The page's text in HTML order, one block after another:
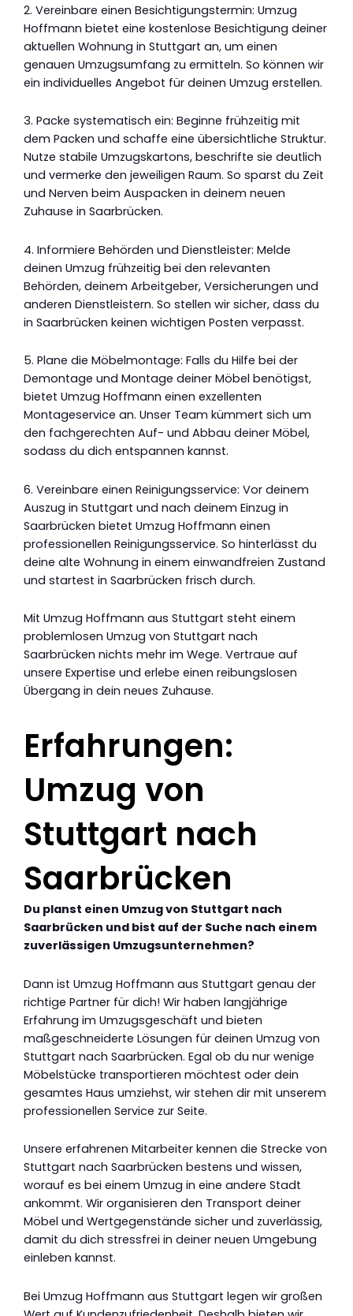
2. Vereinbare einen Besichtigungstermin: Umzug
Hoffmann bietet eine kostenlose Besichtigung deiner
aktuellen Wohnung in Stuttgart an, um einen
genauen Umzugsumfang zu ermitteln. So können wir
ein individuelles Angebot für deinen Umzug erstellen.
3. Packe systematisch ein: Beginne frühzeitig mit
dem Packen und schaffe eine übersichtliche Struktur.
Nutze stabile Umzugskartons, beschrifte sie deutlich
und vermerke den jeweiligen Raum. So sparst du Zeit
und Nerven beim Auspacken in deinem neuen
Zuhause in Saarbrücken.
4. Informiere Behörden und Dienstleister: Melde
deinen Umzug frühzeitig bei den relevanten
Behörden, deinem Arbeitgeber, Versicherungen und
anderen Dienstleistern. So stellen wir sicher, dass du
in Saarbrücken keinen wichtigen Posten verpasst.
5. Plane die Möbelmontage: Falls du Hilfe bei der
Demontage und Montage deiner Möbel benötigst,
bietet Umzug Hoffmann einen exzellenten
Montageservice an. Unser Team kümmert sich um
den fachgerechten Auf- und Abbau deiner Möbel,
sodass du dich entspannen kannst.
6. Vereinbare einen Reinigungsservice: Vor deinem
Auszug in Stuttgart und nach deinem Einzug in
Saarbrücken bietet Umzug Hoffmann einen
professionellen Reinigungsservice. So hinterlässt du
deine alte Wohnung in einem einwandfreien Zustand
und startest in Saarbrücken frisch durch.
Mit Umzug Hoffmann aus Stuttgart steht einem
problemlosen Umzug von Stuttgart nach
Saarbrücken nichts mehr im Wege. Vertraue auf
unsere Expertise und erlebe einen reibungslosen
Übergang in dein neues Zuhause.
Erfahrungen:
Umzug von
Stuttgart nach
Saarbrücken
Du planst einen Umzug von Stuttgart nach
Saarbrücken und bist auf der Suche nach einem
zuverlässigen Umzugsunternehmen?
Dann ist Umzug Hoffmann aus Stuttgart genau der
richtige Partner für dich! Wir haben langjährige
Erfahrung im Umzugsgeschäft und bieten
maßgeschneiderte Lösungen für deinen Umzug von
Stuttgart nach Saarbrücken. Egal ob du nur wenige
Möbelstücke transportieren möchtest oder dein
gesamtes Haus umziehst, wir stehen dir mit unserem
professionellen Service zur Seite.
Unsere erfahrenen Mitarbeiter kennen die Strecke von
Stuttgart nach Saarbrücken bestens und wissen,
worauf es bei einem Umzug in eine andere Stadt
ankommt. Wir organisieren den Transport deiner
Möbel und Wertgegenstände sicher und zuverlässig,
damit du dich stressfrei in deiner neuen Umgebung
einleben kannst.
Bei Umzug Hoffmann aus Stuttgart legen wir großen